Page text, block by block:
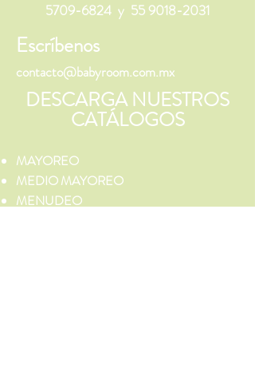
5709-6824 y 55 9018-2031
Escríbenos
contacto@babyroom.com.mx
DESCARGA NUESTROS
CATÁLOGOS
MAYOREO
MEDIO MAYOREO
MENUDEO